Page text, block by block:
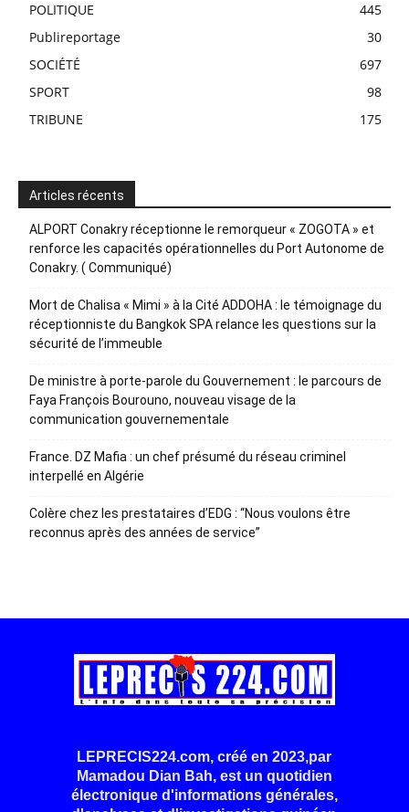
POLITIQUE
445
Publireportage
30
SOCIÉTÉ
697
SPORT
98
TRIBUNE
175
Articles récents
ALPORT Conakry réceptionne le remorqueur « ZOGOTA » et
renforce les capacités opérationnelles du Port Autonome de
Conakry. ( Communiqué)
Mort de Chalisa « Mimi » à la Cité ADDOHA : le témoignage du
réceptionniste du Bangkok SPA relance les questions sur la
sécurité de l’immeuble
De ministre à porte-parole du Gouvernement : le parcours de
Faya François Bourouno, nouveau visage de la
communication gouvernementale
France. DZ Mafia : un chef présumé du réseau criminel
interpellé en Algérie
Colère chez les prestataires d’EDG : “Nous voulons être
reconnus après des années de service”
LEPRECIS224.com, créé en 2023,par
Mamadou Dian Bah, est un quotidien
électronique d'informations générales,